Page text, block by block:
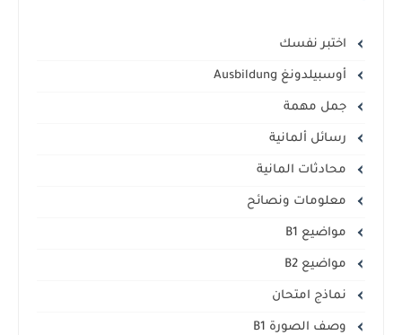
اختبر نفسك
أوسبيلدونغ Ausbildung
جمل مهمة
رسائل ألمانية
محادثات المانية
معلومات ونصائح
مواضيع B1
مواضيع B2
نماذج امتحان
وصف الصورة B1